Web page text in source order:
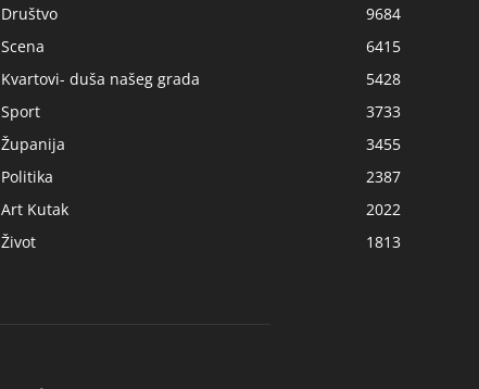
Društvo
9684
Scena
6415
Kvartovi- duša našeg grada
5428
Sport
3733
Županija
3455
Politika
2387
Art Kutak
2022
Život
1813